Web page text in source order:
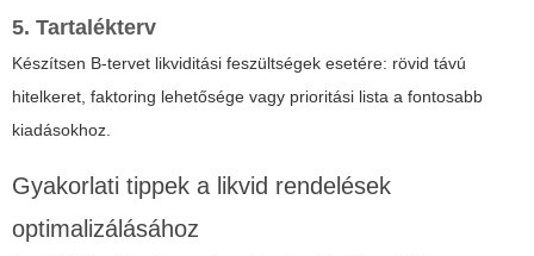
5. Tartalékterv
Készítsen B-tervet likviditási feszültségek esetére: rövid távú
hitelkeret, faktoring lehetősége vagy prioritási lista a fontosabb
kiadásokhoz.
Gyakorlati tippek a likvid rendelések
optimalizálásához